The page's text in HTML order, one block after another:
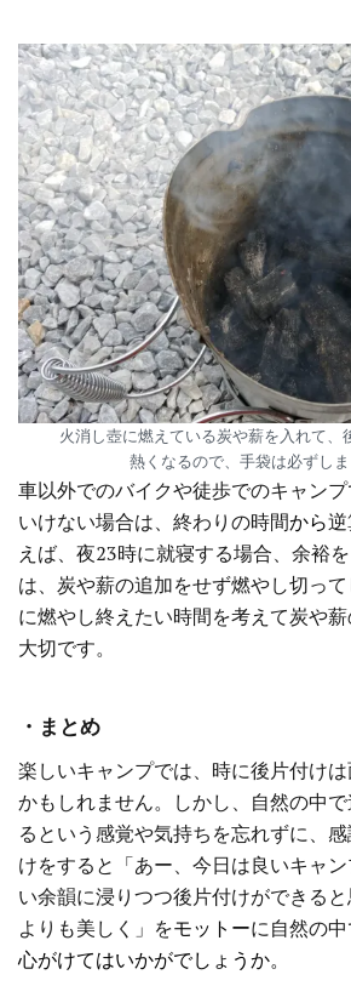
火消し壺に燃えている炭や薪を入れて、
熱くなるので、手袋は必ずしま
車以外でのバイクや徒歩でのキャン
いけない場合は、終わりの時間から
えば、夜23時に就寝する場合、余裕
は、炭や薪の追加をせず燃やし切っ
に燃やし終えたい時間を考えて炭や
大切です。
・まとめ
楽しいキャンプでは、時に後片付け
かもしれません。しかし、自然の中
るという感覚や気持ちを忘れずに、
けをすると「あー、今日は良いキャ
い余韻に浸りつつ後片付けができる
よりも美しく」をモットーに自然の
心がけてはいかがでしょうか。